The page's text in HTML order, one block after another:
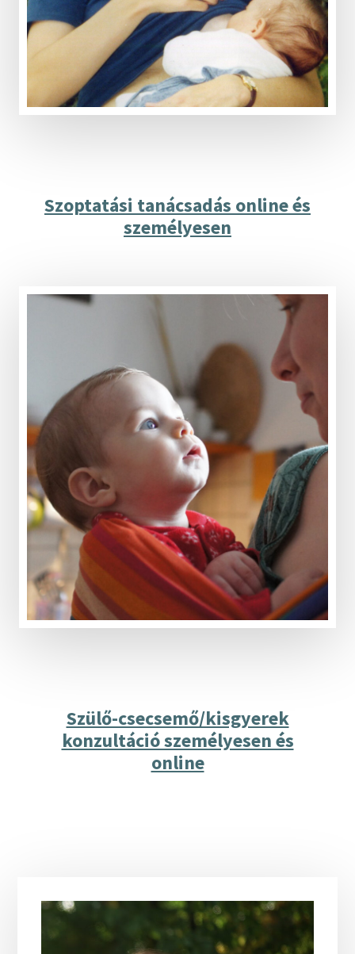
Szoptatási tanácsadás online és
személyesen
Szülő-csecsemő/kisgyerek
konzultáció személyesen és
online
oldalsáv